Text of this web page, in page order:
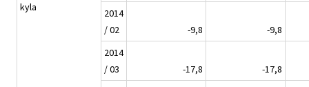
kyla
2014
/ 02
-9,8
-9,8
2014
/ 03
-17,8
-17,8